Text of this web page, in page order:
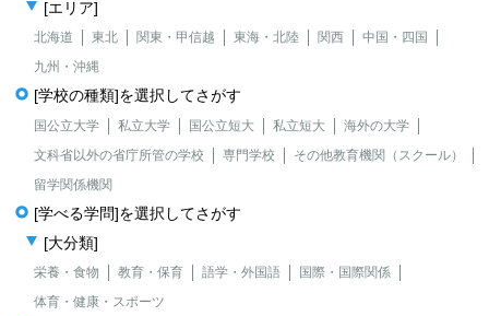
[エリア]
北海道 東北 関東・甲信越 東海・北陸 関西
中国・四国
九州・沖縄
[学校の種類]を選択してさがす
国公立大学 私立大学 国公立短大 私立短大
海外の大学
文科省以外の省庁所管の学校
専門学校
その他教育機関（スクール）
留学関係機関
[学べる学問]を選択してさがす
[大分類]
栄養・食物 教育・保育 語学・外国語
国際・国際関係
体育・健康・スポーツ